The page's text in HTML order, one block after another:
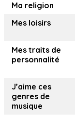
Ma religion
Mes loisirs
Mes traits de
personnalité
J’aime ces
genres de
musique